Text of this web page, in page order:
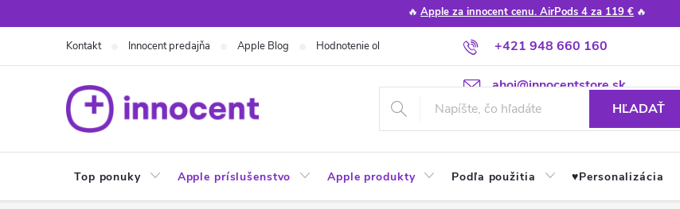
na
🔥 Apple za innocent cenu. AirPods 4 za 119 € 🔥
+421 948 660 160
ahoj@innocentstore.sk
Kontakt Innocent predajňa Apple Blog Hodnotenie obchodu Poradňa Apple návody a tipy
HĽADAŤ
Top ponuky Apple príslušenstvo Apple produkty Podľa použitia ♥︎Personalizácia